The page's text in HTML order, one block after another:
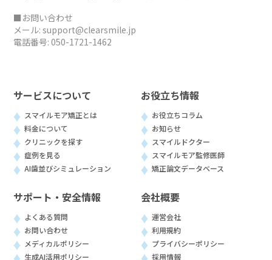
■お問い合わせ
メール: support@clearsmile.jp
電話番号: 050-1721-1462
サービスについて
スマイルモア矯正とは
料金について
クリニックを探す
症例を見る
AI歯並びシミュレーション
お役立ち情報
お役立ちコラム
お知らせ
スマイルドクター
スマイルモア監修医師
矯正論文データベース
サポート・安全情報
よくある質問
お問い合わせ
メディカルポリシー
生成AI活用ポリシー
会社概要
運営会社
利用規約
プライバシーポリシー
採用情報